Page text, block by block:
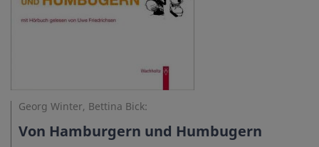
Georg Winter, Bettina Bick:
Von Hamburgern und Humbugern